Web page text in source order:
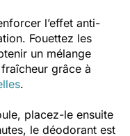
l’effet anti-
Fouettez les
un mélange
grâce à
.
placez-le ensuite
le déodorant est